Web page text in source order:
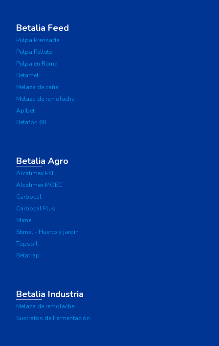
Betalia Feed
Pulpa Prensada
Pulpa Pellets
Pulpa en Rama
Betamel
Melaza de caña
Melaza de remolacha
Apibet
Betafos 60
Betalia Agro
Alcalimex PKF
Alcalimex MOEC
Carbocal
Carbocal Plus
Stimel
Stimel - Huerto y jardín
Topsoil
Betatrap
Betalia Industria
Melaza de remolacha
Sustratos de Fermentación